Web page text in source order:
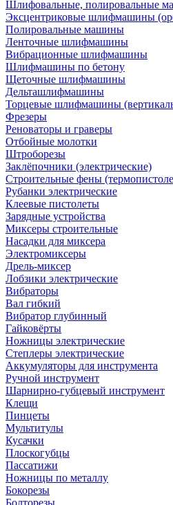
Шлифовальные, полировальные
Эксцентриковые шлифмашины
Полировальные машины
Ленточные шлифмашины
Вибрационные шлифмашины
Шлифмашины по бетону
Щеточные шлифмашины
Дельташлифмашины
Торцевые шлифмашины
Фрезеры
Реноваторы и граверы
Отбойные молотки
Штроборезы
Заклёпочники (электрические)
Строительные фены
Рубанки электрические
Клеевые пистолеты
Зарядные устройства
Миксеры строительные
Насадки для миксера
Электромиксеры
Дрель-миксер
Лобзики электрические
Вибраторы
Вал гибкий
Вибратор глубинный
Гайковёрты
Ножницы электрические
Степлеры электрические
Аккумуляторы для инструмента
Ручной инструмент
Шарнирно-губцевый инструмент
Клещи
Пинцеты
Мультитулы
Кусачки
Плоскогубцы
Пассатижи
Ножницы по металлу
Бокорезы
Болторезы